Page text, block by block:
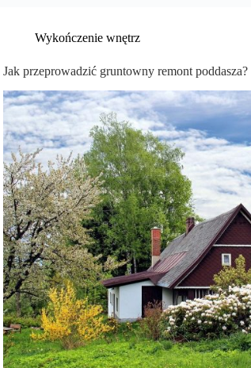
Wykończenie wnętrz
Jak przeprowadzić gruntowny remont poddasza?